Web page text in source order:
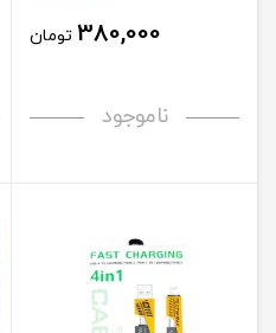
380,000 تومان
ناموجود